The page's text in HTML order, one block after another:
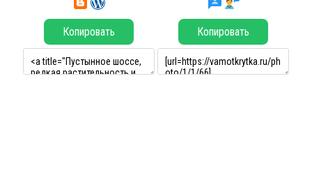
Копировать Копировать